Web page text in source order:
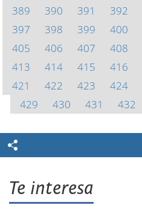
389
390 391 392
397
398 399 400
405
406 407 408
413
414 415 416
421
422 423 424
429
430 431 432
Te interesa